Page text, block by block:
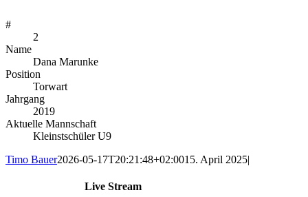
#
2
Name
Dana Marunke
Position
Torwart
Jahrgang
2019
Aktuelle Mannschaft
Kleinstschüler U9
Timo Bauer2026-05-17T20:21:48+02:0015. April 2025|
Live Stream